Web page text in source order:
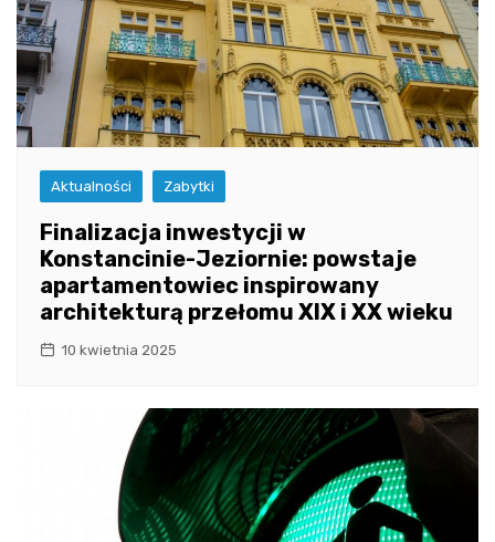
Aktualności Zabytki
Finalizacja inwestycji w
Konstancinie-Jeziornie: powstaje
apartamentowiec inspirowany
architekturą przełomu XIX i XX wieku
10 kwietnia 2025